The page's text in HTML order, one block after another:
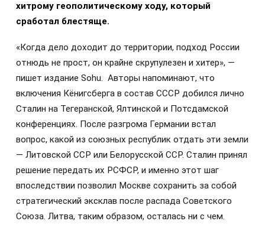
хитрому геополитическому ходу, который
сработал блестяще.
«Когда дело доходит до территории, подход России
отнюдь не прост, он крайне скрупулезен и хитер», —
пишет издание Sohu. Авторы напоминают, что
включения Кёнигсберга в состав СССР добился лично
Сталин на Тегеранской, Ялтинской и Потсдамской
конференциях. После разгрома Германии встал
вопрос, какой из союзных республик отдать эти земли
— Литовской ССР или Белорусской ССР. Сталин принял
решение передать их РСФСР, и именно этот шаг
впоследствии позволил Москве сохранить за собой
стратегический эксклав после распада Советского
Союза. Литва, таким образом, осталась ни с чем.